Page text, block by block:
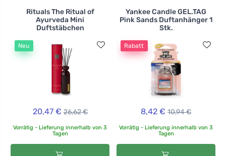
Rituals The Ritual of
Ayurveda Mini
Duftstäbchen
Neu
20,47 € 26,62 €
Vorrätig - Lieferung innerhalb von 3
Tagen
Yankee Candle GEL.TAG
Pink Sands Duftanhänger 1
Stk.
Rabatt
8,42 € 10,94 €
Vorrätig - Lieferung innerhalb von 3
Tagen